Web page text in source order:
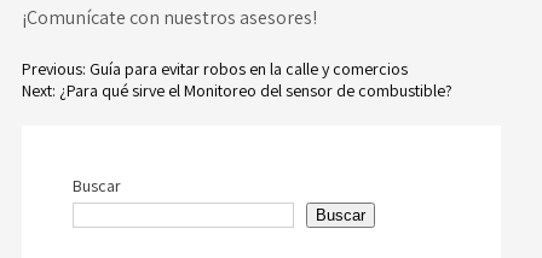
¡Comunícate con nuestros asesores!
entradas
Previous: Guía para evitar robos en la calle y comercios
Next: ¿Para qué sirve el Monitoreo del sensor de combustible?
Buscar
Buscar